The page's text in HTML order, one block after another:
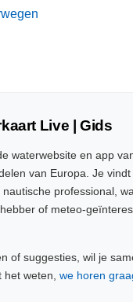
Live | Gids
waterwebsite en app
van Europa. Je
professional,
of meteo-
of suggesties, wil je
weten, we horen